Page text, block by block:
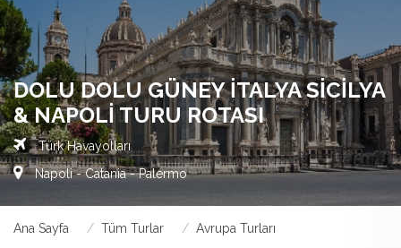
DOLU DOLU GÜNEY İTALYA SICILYA
& NAPOLI TURU ROTASI
Türk Havayolları
Napoli - Catania - Palermo
Ana Sayfa Tüm Turlar Avrupa Turları